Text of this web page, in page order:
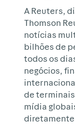
A Reuters,
Thomson
notícias
bilhões de
todos os
negócios,
de
mídia
diretamente